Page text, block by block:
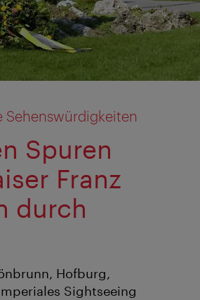
Sehenswürdigkeiten
Spuren
Franz
durch
Hofburg,
Sightseeing